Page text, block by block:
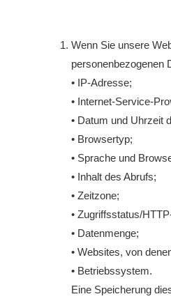
Wenn Sie unsere
personenbezogenen
• IP-Adresse;
• Internet-Service-
• Datum und Uhrzeit
• Browsertyp;
• Sprache und
• Inhalt des Abrufs;
• Zeitzone;
• Zugriffsstatus/
• Datenmenge;
• Websites, von
• Betriebssystem.
Eine Speicherung